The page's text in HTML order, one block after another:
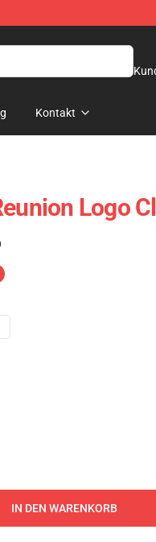
Kontakt
Logo
IN DEN WARENKORB